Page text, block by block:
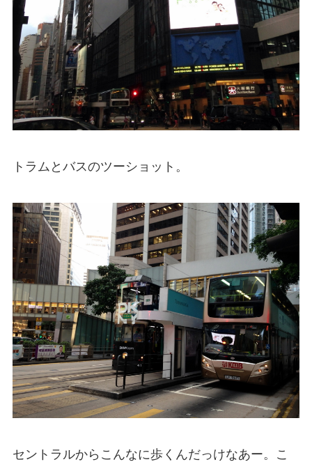
トラムとバスのツーショット。
セントラルからこんなに歩くんだっけなあー。こ